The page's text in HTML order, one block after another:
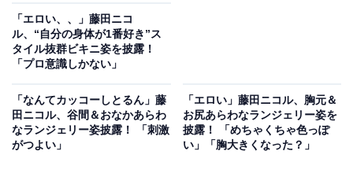
「エロい、、」藤田ニコ
ル、“自分の身体が1番好き”ス
タイル抜群ビキニ姿を披露！
「プロ意識しかない」
「なんてカッコーしとるん」藤
田ニコル、谷間＆おなかあらわ
なランジェリー姿披露！ 「刺激
がつよい」
「エロい」藤田ニコル、胸元＆
お尻あらわなランジェリー姿を
披露！ 「めちゃくちゃ色っぽ
い」「胸大きくなった？」